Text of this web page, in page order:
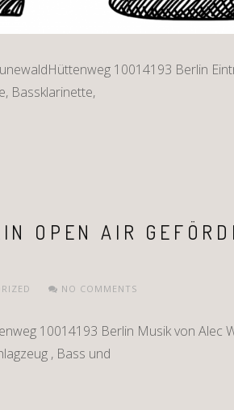
10014193 Berlin
Bassklarinette,
OPEN AIR
NO COMMENTS
10014193 Berlin Musik von Alec
, Bass und